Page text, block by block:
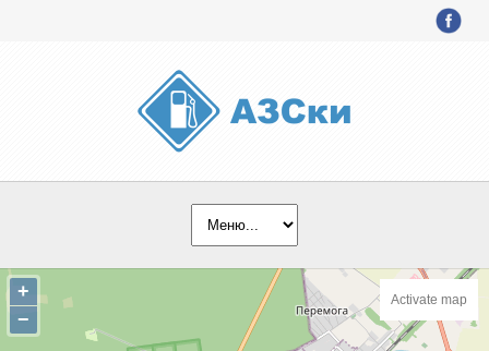
+
−
Activate map